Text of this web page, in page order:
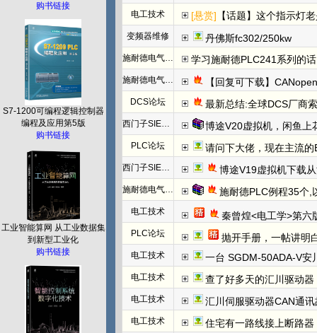
购书链接
S7-1200可编程逻辑控制器
编程及应用第5版
购书链接
工业智能算网 从工业数据集
到新型工业化
购书链接
电工技术 [悬赏] 【话题】这个指示灯
变频器维修 丹佛斯fc302/250kw
施耐德电气PLC 学习施耐德PLC241系列的
施耐德电气PLC 【回复可下载】
DCS论坛 最新总结:全球DCS厂商
西门子SIEMENS 博途V20虚拟机，闲鱼上
PLC论坛 请问下大佬，现在主流的
西门子SIEMENS 博途V19虚拟机下载
施耐德电气PLC 施耐德PLC例程35个,
电工技术 秦曾煌<电工学>第六
PLC论坛 抛开手册，一帖讲明白欧姆龙NC
电工技术 一台 SGDM-50ADA-V安
电工技术 查了好多天的汇川驱动
电工技术 汇川伺服驱动器CAN通讯
电工技术 住宅有一路线接上断路